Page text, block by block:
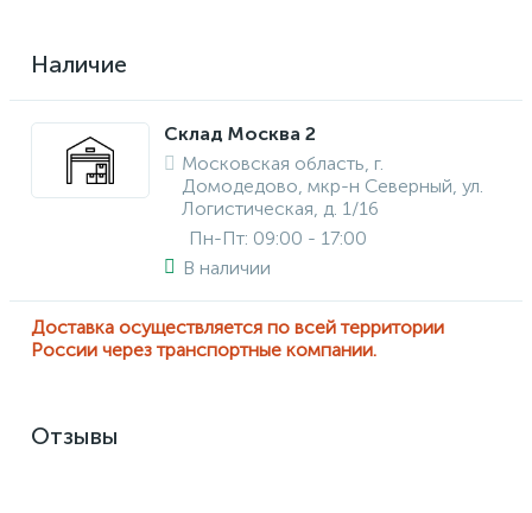
Наличие
Склад Москва 2
Московская область, г.
Домодедово, мкр-н Северный, ул.
Логистическая, д. 1/16
Пн-Пт: 09:00 - 17:00
В наличии
Доставка осуществляется по всей территории
России через транспортные компании.
Отзывы